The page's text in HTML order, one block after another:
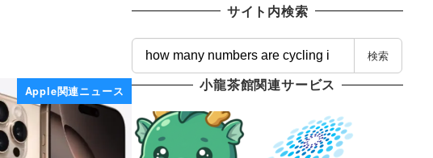
Apple関連ニュース
サイト内検索
索
検索
小龍茶館関連サービス